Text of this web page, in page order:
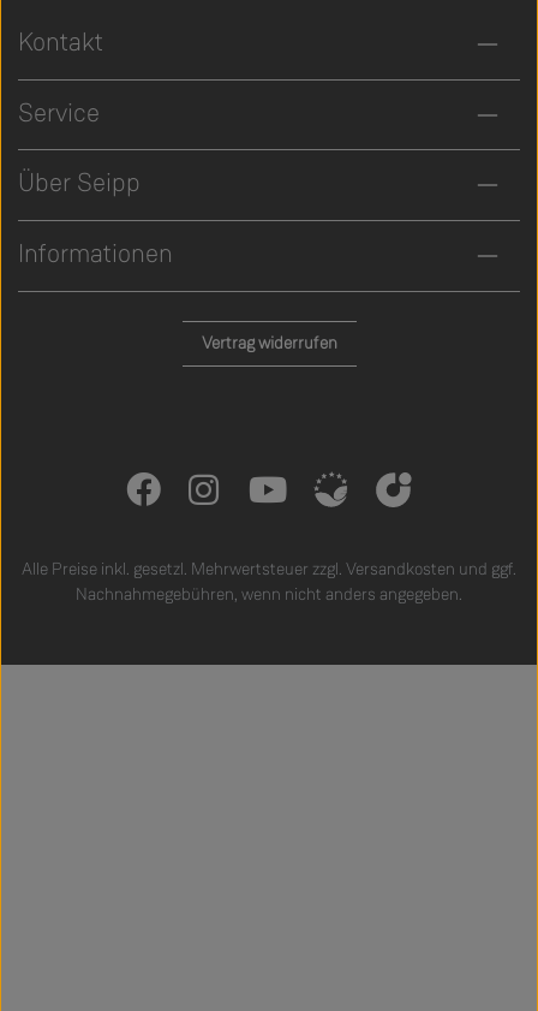
Kontakt
Service
Über Seipp
Informationen
Vertrag widerrufen
Alle Preise inkl. gesetzl. Mehrwertsteuer zzgl. Versandkosten und ggf.
Nachnahmegebühren, wenn nicht anders angegeben.